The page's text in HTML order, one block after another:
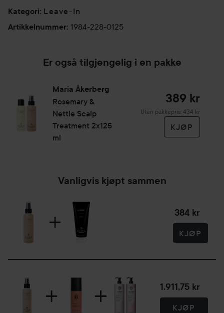
125 ml
Kategori: Leave-In
Artikkelnummer: 1984-228-0125
Er også tilgjengelig i en pakke
Maria Åkerberg
Rosemary &
Nettle Scalp
Treatment 2x125
ml
389 kr
Uten pakkepris: 434 kr
KJØP
Vanligvis kjøpt sammen
384 kr
KJØP
1.911,75 kr
KJØP